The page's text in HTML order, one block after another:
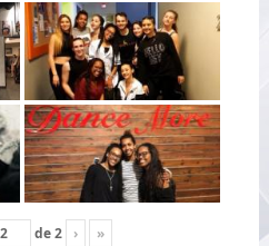
de2 › »